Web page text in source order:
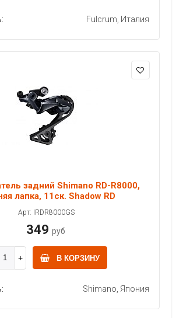
Fulcrum, Италия
задний Shimano RD-R8000,
лапка, 11ск. Shadow RD
Арт: IRDR8000GS
349 руб
В КОРЗИНУ
Shimano, Япония